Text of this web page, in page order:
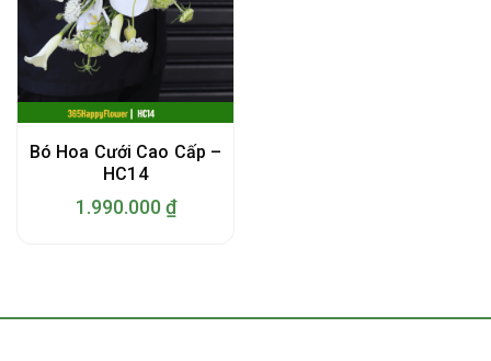
Bó Hoa Cưới Cao Cấp –
HC14
1.990.000 ₫